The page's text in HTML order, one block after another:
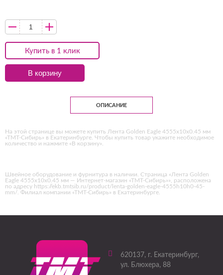
Купить в 1 клик
В корзину
ОПИСАНИЕ
На этой странице вы можете купить Лента Golden Eagle 4555х10х0.45 мм
«ТМТ-Сибирь» в Екатеринбурге. Чтобы купить товар укажите необходимое
количество и нажмите «В корзину».
Швейное оборудование и фурнитура в наличии. Страница «Лента Golden
Eagle 4555х10х0.45 мм — Интернет-магазин «ТМТ-Сибирь»», расположена
по адресу https://ekb.tmtsib.ru/product/lenta-golden-eagle-4555h10h0-45-
mm/. Филиал компании «ТМТ-Сибирь» в Екатеринбурге.
620137, г. Екатеринбург,
ул. Блюхера, 88